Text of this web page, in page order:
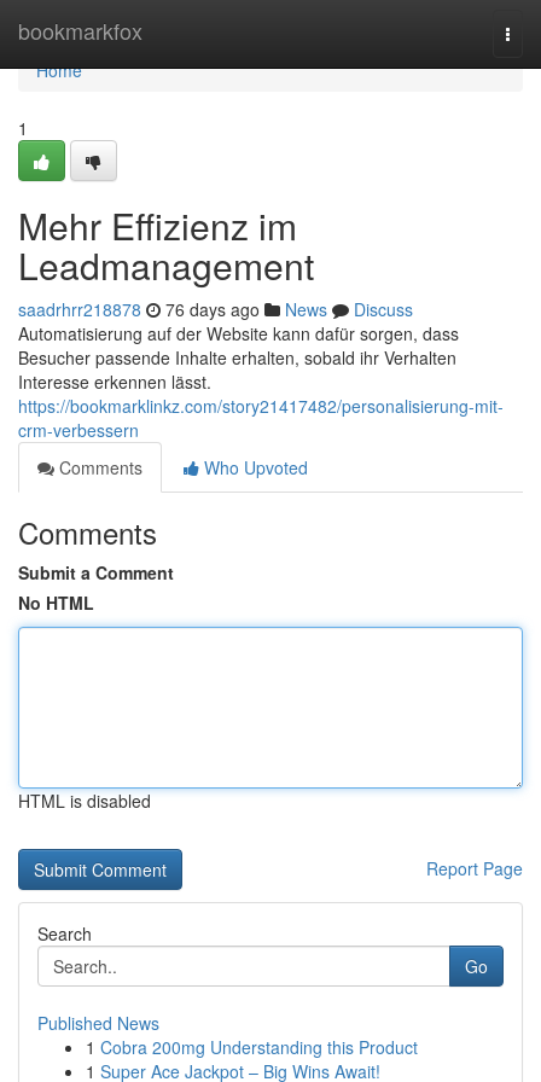
bookmarkfox
Home
Home
1
Mehr Effizienz im
Leadmanagement
saadrhrr218878 76 days ago News
Discuss
Automatisierung auf der Website kann dafür sorgen, dass
Besucher passende Inhalte erhalten, sobald ihr Verhalten
Interesse erkennen lässt.
https://bookmarklinkz.com/story21417482/personalisierung-mit-
crm-verbessern
Comments
Who Upvoted
Comments
Submit a Comment
No HTML
HTML is disabled
Report Page
Search
Go
Published News
1 Cobra 200mg Understanding this Product
1 Super Ace Jackpot – Big Wins Await!